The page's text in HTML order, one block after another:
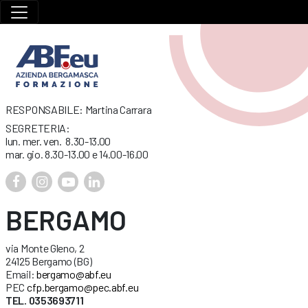
RESPONSABILE: Martina Carrara
SEGRETERIA:
lun. mer. ven. 8.30-13.00
mar. gio. 8.30-13.00 e 14.00-16.00
BERGAMO
via Monte Gleno, 2
24125 Bergamo (BG)
Email: bergamo@abf.eu
PEC cfp.bergamo@pec.abf.eu
TEL. 0353693711